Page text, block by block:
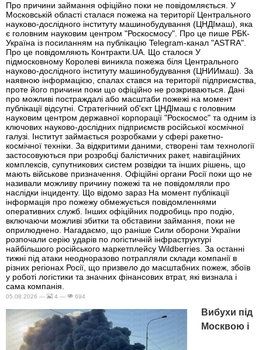
Про причини займання офіційно поки не повідомляється. У
Московській області сталася пожежа на території Центрального
науково-дослідного інституту машинобудування (ЦНДІмаш), яка
є головним науковим центром "Роскосмосу". Про це пише РБК-
Україна із посиланням на публікацію Telegram-канал "ASTRA".
Про це повідомляють Контракти.UA. Що сталося У
підмосковному Королеві виникла пожежа біля Центрального
науково-дослідного інституту машинобудування (ЦНИИмаш). За
наявною інформацією, спалах стався на території підприємства,
проте його причини поки що офіційно не розкриваються. Дані
про можливі постраждалі або масштаби пожежі на момент
публікації відсутні. Стратегічний об'єкт ЦНДІмаш є головним
науковим центром державної корпорації "Роскосмос" та одним із
ключових науково-дослідних підприємств російської космічної
галузі. Інститут займається розробками у сфері ракетно-
космічної техніки. За відкритими даними, створені там технології
застосовуються при розробці балістичних ракет, навігаційних
комплексів, супутникових систем розвідки та інших рішень, що
мають військове призначення. Офіційні органи Росії поки що не
називали можливу причину пожежі та не повідомляли про
наслідки інциденту. Що відомо зараз На момент публікації
інформація про пожежу обмежується повідомленнями
оперативних служб. Інших офіційних подробиць про подію,
включаючи можливі збитки та обставини займання, поки не
оприлюднено. Нагадаємо, що раніше Сили оборони України
розпочали серію ударів по логістичній інфраструктурі
найбільшого російського маркетплейсу Wildberries. За останні
тижні під атаки неодноразово потрапляли склади компанії в
різних регіонах Росії, що призвело до масштабних пожеж, збоїв
у роботі логістики та значних фінансових втрат, які визнала і
сама компанія.
05.08.2026 — 4 — 694
Вибухи під
Москвою і